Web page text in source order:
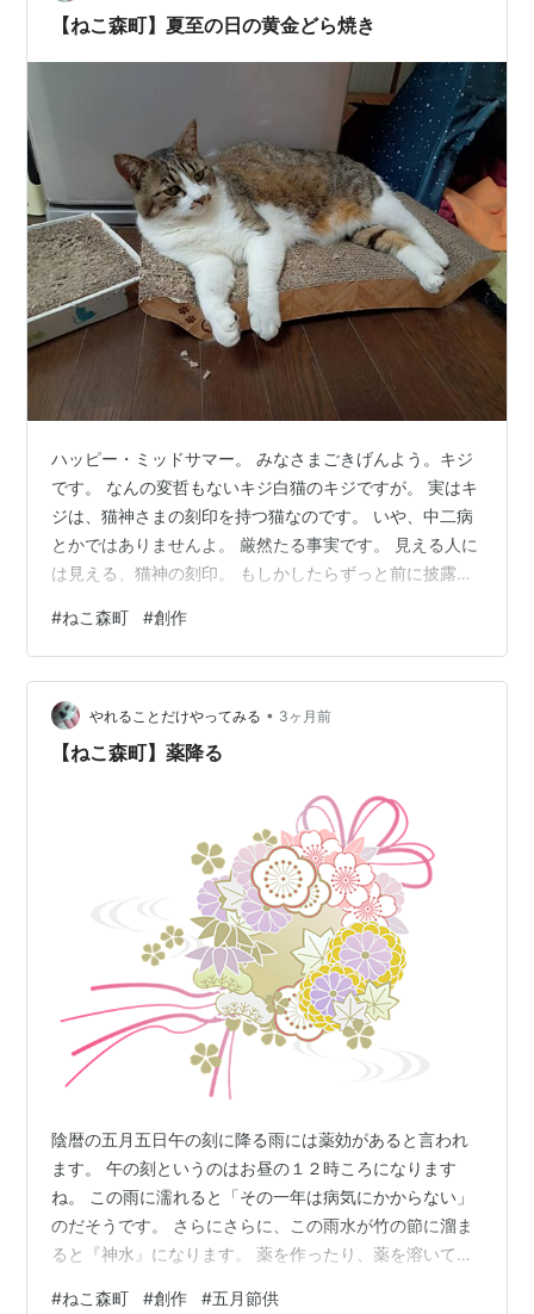
【ねこ森町】夏至の日の黄金どら焼き
ハッピー・ミッドサマー。 みなさまごきげんよう。キジ
です。 なんの変哲もないキジ白猫のキジですが。 実はキ
ジは、猫神さまの刻印を持つ猫なのです。 いや、中二病
とかではありませんよ。 厳然たる事実です。 見える人に
は見える、猫神の刻印。 もしかしたらずっと前に披露し
覧ください。こちらです。 ででーん☆ ほうら、すごいで
しょう。 え、分かりませんか？ ここですよ、ここ。 肉
球マークでポン🐾 ロールシャッハ・テストみたいな感じ
ですね。 これは右手か、左手か。 後ろからポンと猫神さ
まにおててを置かれた跡。 ありがたき祝福の徴（しる
#ねこ森町 #創作
やれることだけやってみる • 3ヶ月前
【ねこ森町】薬降る
陰暦の五月五日午の刻に降る雨には薬効があると言われ
ます。 午の刻というのはお昼の１２時ころになります
ね。 この雨に濡れると「その一年は病気にかからない」
のだそうです。 さらにさらに、この雨水が竹の節に溜ま
ると『神水』になります。 薬を作ったり、薬を溶いて飲
#ねこ森町 #創作 #五月節供